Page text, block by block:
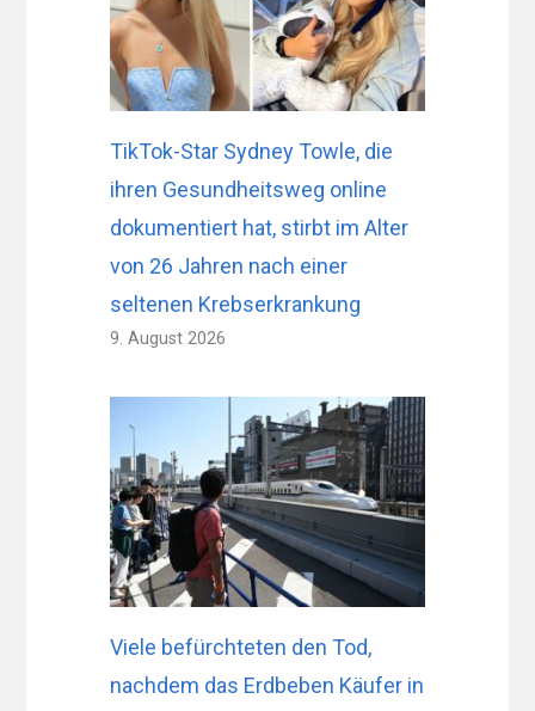
TikTok-Star Sydney Towle, die
ihren Gesundheitsweg online
dokumentiert hat, stirbt im Alter
von 26 Jahren nach einer
seltenen Krebserkrankung
9. August 2026
Viele befürchteten den Tod,
nachdem das Erdbeben Käufer in